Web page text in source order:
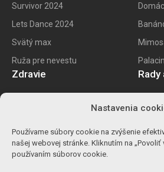
Nastavenia
Používame súbory cookie na zvýšenie
našej webovej stránke. Kliknutím na „Povoliť
používaním súborov cookie.
Survivor 2024
Lets Dance 2024
Svätý max
Ruža pre nevestu
Zdravie
Ako znížiť cholesterol
Ůľava pri migréne
Rady
Ako